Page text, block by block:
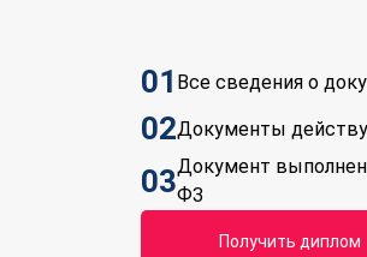
01 Все сведения о
02Документы
03Документ выполнен
ФЗ
Получить диплом